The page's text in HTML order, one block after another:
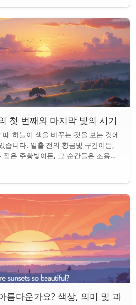
첫 번째와 마지막 빛의 시기
하늘이 색을 바꾸는 것을 보는 것에
습니다. 일출 전의 황금빛 구간이든,
은 주황빛이든, 그 순간들은 조용한
를 시작...
름다운가요? 색상, 의미 및 과